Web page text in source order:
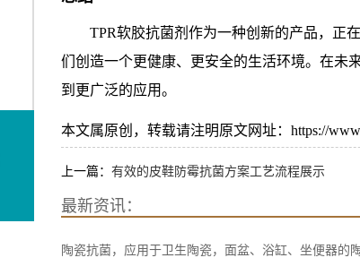
TPR软胶抗菌剂作为一种创新的产品，正
们创造一个更健康、更安全的生活环境。在未
到更广泛的应用。
本文属原创，转载请注明原文网址：https://
上一篇： 有效的皮鞋防霉抗菌方案工艺流程展示
最新资讯：
陶瓷抗菌，应用于卫生陶瓷，面盆、浴缸、坐便器的